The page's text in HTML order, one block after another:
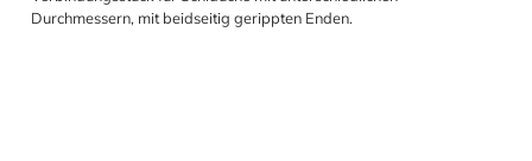
25mm (1"), 30mm, 32mm (1 1/4"), 38mm (1 1/2"), 45mm (1